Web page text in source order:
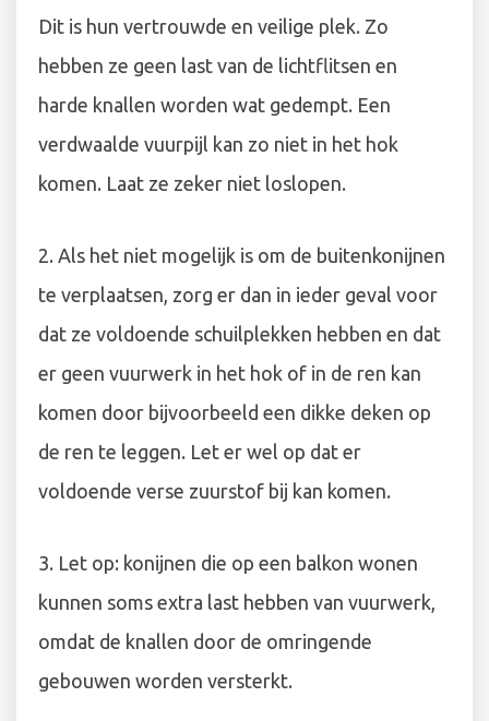
Dit is hun vertrouwde en veilige plek. Zo
hebben ze geen last van de lichtflitsen en
harde knallen worden wat gedempt. Een
verdwaalde vuurpijl kan zo niet in het hok
komen. Laat ze zeker niet loslopen.
2. Als het niet mogelijk is om de buitenkonijnen
te verplaatsen, zorg er dan in ieder geval voor
dat ze voldoende schuilplekken hebben en dat
er geen vuurwerk in het hok of in de ren kan
komen door bijvoorbeeld een dikke deken op
de ren te leggen. Let er wel op dat er
voldoende verse zuurstof bij kan komen.
3. Let op: konijnen die op een balkon wonen
kunnen soms extra last hebben van vuurwerk,
omdat de knallen door de omringende
gebouwen worden versterkt.